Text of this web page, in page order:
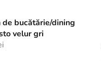
de bucătărie/dining
velur gri